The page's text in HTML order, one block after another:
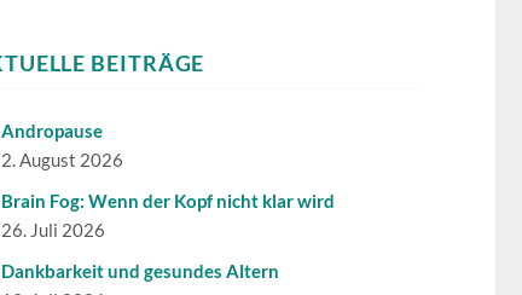
BEITRÄGE
Andropause
2. August 2026
Brain Fog: Wenn der Kopf nicht klar wird
26. Juli 2026
Dankbarkeit und gesundes Altern